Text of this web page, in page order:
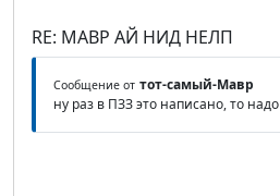
RE: МАВР АЙ НИД НЕЛП
Сообщение от тот-самый-Мавр
ну раз в ПЗЗ это написано, то надо